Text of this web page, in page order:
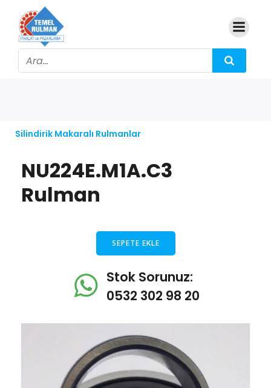
Silindirik Makaralı Rulmanlar
NU224E.M1A.C3
Rulman
SEPETE EKLE
Stok Sorunuz:
0532 302 98 20